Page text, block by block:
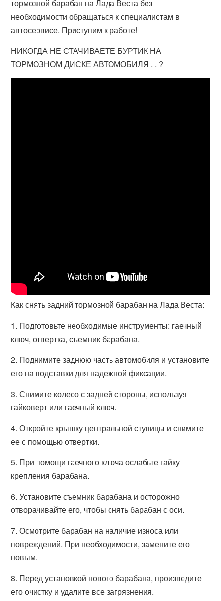
тормозной барабан на Лада Веста без
необходимости обращаться к специалистам в
автосервисе. Приступим к работе!
НИКОГДА НЕ СТАЧИВАЕТЕ БУРТИК НА
ТОРМОЗНОМ ДИСКЕ АВТОМОБИЛЯ . . ?
Как снять задний тормозной барабан на Лада Веста:
1. Подготовьте необходимые инструменты: гаечный
ключ, отвертка, съемник барабана.
2. Поднимите заднюю часть автомобиля и установите
его на подставки для надежной фиксации.
3. Снимите колесо с задней стороны, используя
гайковерт или гаечный ключ.
4. Откройте крышку центральной ступицы и снимите
ее с помощью отвертки.
5. При помощи гаечного ключа ослабьте гайку
крепления барабана.
6. Установите съемник барабана и осторожно
отворачивайте его, чтобы снять барабан с оси.
7. Осмотрите барабан на наличие износа или
повреждений. При необходимости, замените его
новым.
8. Перед установкой нового барабана, произведите
его очистку и удалите все загрязнения.